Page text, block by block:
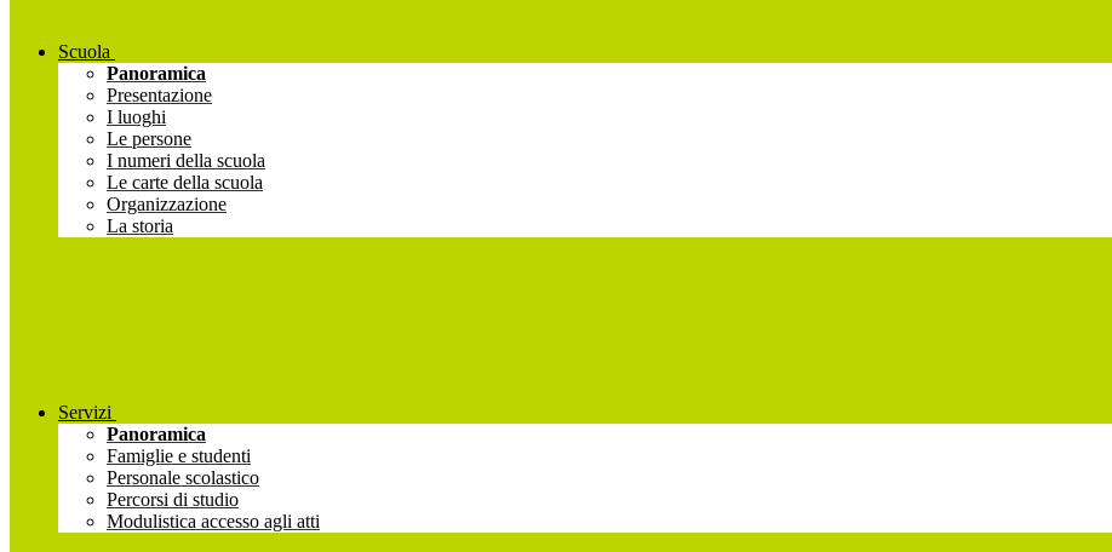
Scuola
Panoramica
Presentazione
I luoghi
Le persone
I numeri della scuola
Le carte della scuola
Organizzazione
La storia
Servizi
Panoramica
Famiglie e studenti
Personale scolastico
Percorsi di studio
Modulistica accesso agli atti